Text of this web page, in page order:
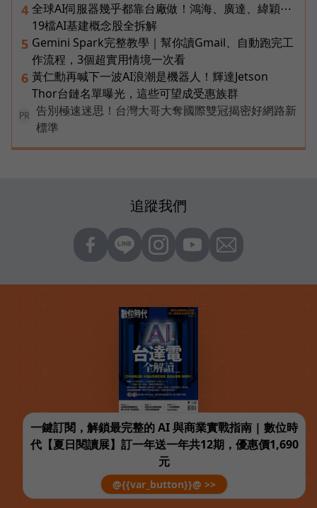
4 全球AI伺服器幾乎都靠台廠做！鴻海、廣達、緯穎⋯
19檔AI基建概念股全拆解
5 Gemini Spark完整教學｜幫你讀Gmail、自動跑完工
作流程，3個超實用情境一次看
6 黃仁勳再喊下一波AI浪潮是機器人！輝達Jetson
Thor台鏈名單曝光，這些可望成受惠族群
PR
告別極速迷思！台灣大哥大奪國際雙冠揭密好網路新
標準
追蹤我們
一鍵訂閱，解鎖最完整的 AI 與商業實戰指南 | 數位時
代【夏日閱讀展】訂一年送一年共12期，優惠價1,690
元
@{{var_button}}@ >>